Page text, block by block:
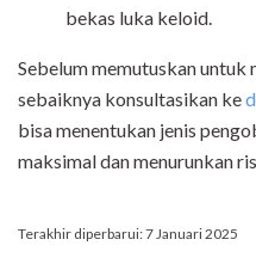
bekas luka keloid.
Sebelum memutuskan
sebaiknya konsultasikan ke
bisa menentukan jenis
maksimal dan menurunkan
Terakhir diperbarui: 7 Januari 2025